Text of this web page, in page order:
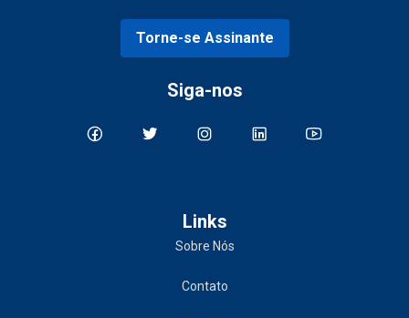
Torne-se Assinante
Siga-nos
Links
Sobre Nós
Contato